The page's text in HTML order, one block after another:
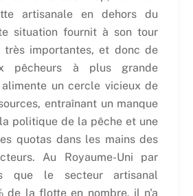
artisanale en dehors du
situation fournit à son tour
très importantes, et donc de
pêcheurs à plus grande
un cercle vicieux de
entraînant un manque
politique de la pêche et une
quotas dans les mains des
Au Royaume-Uni par
que le secteur artisanal
de la flotte en nombre, il n'a